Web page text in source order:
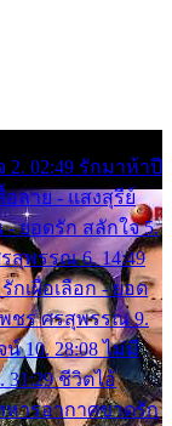
2. 02:49 รักมาห้าปี
อลาย - แสงสุรีย์
- ยอดรัก สลักใจ 5.
สุพรรณ 6. 14:49
กเผื่อเลือก - ยอด
พชร ศรสุพรรณ 9.
10. 28:08 ไม่มี
31:29 ชีวิตไอ้
หารอากาศขาดรัก